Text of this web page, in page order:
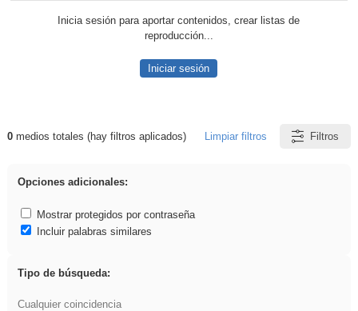
Inicia sesión para aportar contenidos, crear listas de
reproducción...
Iniciar sesión
Resultados de: fruto
0medios totales (hay filtros aplicados) Limpiar filtros Filtros
Opciones adicionales:
Mostrar protegidos por contraseña
Incluir palabras similares
Tipo de búsqueda:
Cualquier coincidencia